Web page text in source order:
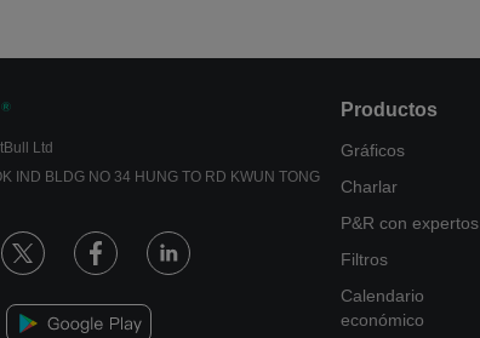
Ltd
IND BLDG NO 34 HUNG TO RD KWUN TONG
Productos
Gráficos
Charlar
P&R con expertos
Filtros
Calendario
económico